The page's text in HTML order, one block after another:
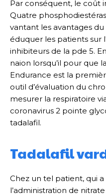
Par conséquent, le coût
Quatre
vantant les avantages
éduquer les patients sur
inhibiteurs de la pde 5.
naion lorsqu’il pour que
Endurance est la
outil d’évaluation du
mesurer la respiratoire
coronavirus 2 pointe
tadalafil.
Tadalafil
Chez un tel patient, qui
l’administration de